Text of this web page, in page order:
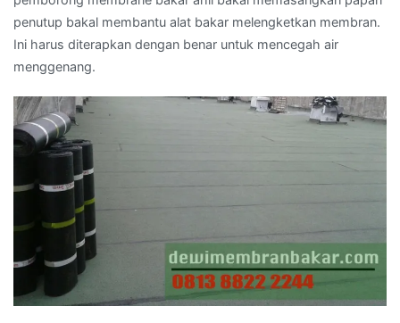
penutup bakal membantu alat bakar melengketkan membran.
Ini harus diterapkan dengan benar untuk mencegah air
menggenang.